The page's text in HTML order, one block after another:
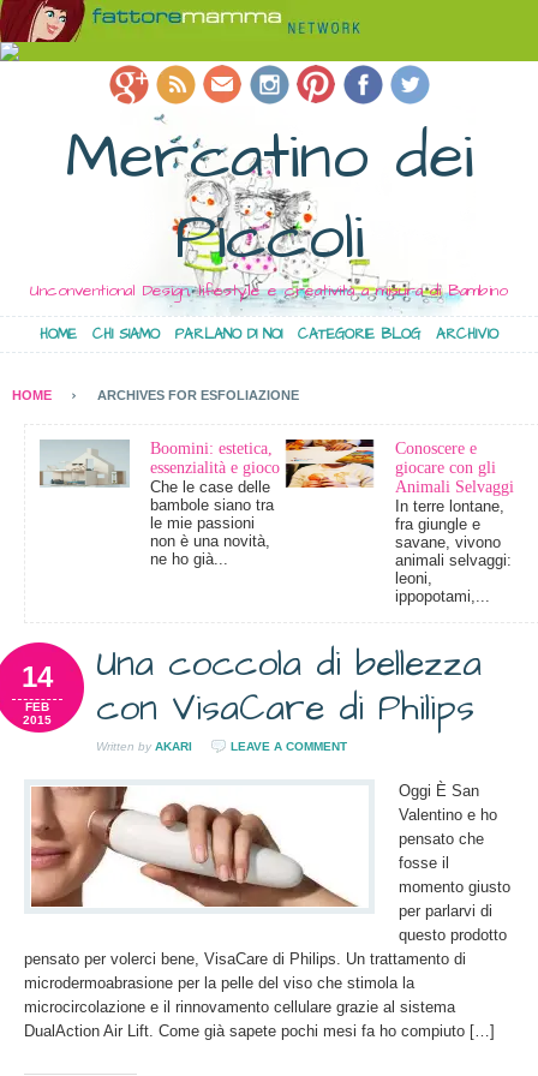
Mercatino dei
Piccoli
Unconventional Design, lifestyle e creatività a misura di Bambino
HOME CHI SIAMO PARLANO DI NOI CATEGORIE BLOG ARCHIVIO
HOME ARCHIVES FOR ESFOLIAZIONE
Boomini: estetica,
essenzialità e gioco
Che le case delle
bambole siano tra
le mie passioni
non è una novità,
ne ho già...
Conoscere e
giocare con gli
Animali Selvaggi
In terre lontane,
fra giungle e
savane, vivono
animali selvaggi:
leoni,
ippopotami,...
Una coccola di bellezza
con VisaCare di Philips
14
FEB
2015
Written by AKARI LEAVE A COMMENT
Oggi È San
Valentino e ho
pensato che
fosse il
momento giusto
per parlarvi di
questo prodotto
pensato per volerci bene, VisaCare di Philips. Un trattamento di
microdermoabrasione per la pelle del viso che stimola la
microcircolazione e il rinnovamento cellulare grazie al sistema
DualAction Air Lift. Come già sapete pochi mesi fa ho compiuto […]